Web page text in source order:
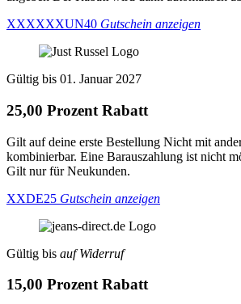
XXXXXXUN40 Gutschein anzeigen
Gültig bis 01. Januar 2027
25,00 Prozent Rabatt
Gilt auf deine erste Bestellung Nicht mit
kombinierbar. Eine Barauszahlung ist nicht
Gilt nur für Neukunden.
XXDE25 Gutschein anzeigen
Gültig bis auf Widerruf
15,00 Prozent Rabatt